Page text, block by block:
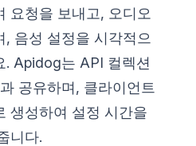
요청을 보내고, 오디오
, 음성 설정을 시각적으
. Apidog는 API 컬렉션
공유하며, 클라이언트
생성하여 설정 시간을
니다.